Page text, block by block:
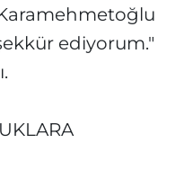
ediyorum."